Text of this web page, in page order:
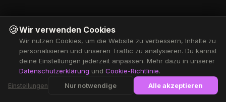
🍪Wir verwenden Cookies
Wir nutzen Cookies, um die Website zu verbessern, Inhalte zu
personalisieren und unseren Traffic zu analysieren. Du kannst
deine Einstellungen jederzeit anpassen. Mehr dazu in unserer
Datenschutzerklärung und Cookie-Richtlinie.
Einstellungen Nur notwendige Alle akzeptieren